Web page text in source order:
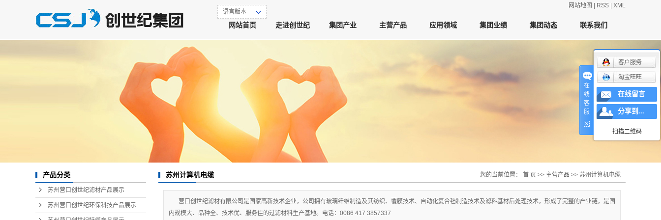
网站地图 RSS XML
网站首页 走进创世纪 集团产业 主营产品 应用领域 集团业绩 集团动态 联系我们
语言版本
产品分类
苏州营口创世纪滤材产品展示
苏州营口创世纪环保科技产品展示
苏州计算机电缆 您的当前位置： 首 页 >> 主营产品 >> 苏州计算机电缆
营口创世纪滤材有限公司是国家高新技术企业，公司拥有玻璃纤维制造及其纺织、覆膜技术、自动化复合毡制造技术及滤料基材后处理技术，形成了完整的产业链，是国
内规模大、品种全、技术优、服务佳的过滤材料生产基地。电话：0086 417 3857337
在
线
客
服
客户服务
淘宝旺旺
在线留言
分享到...
扫描二维码